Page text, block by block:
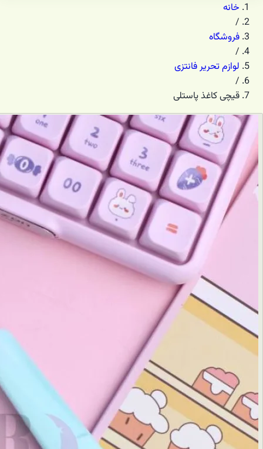
خانه
/
فروشگاه
/
لوازم تحریر فانتزی
/
قیچی کاغذ پاستلی